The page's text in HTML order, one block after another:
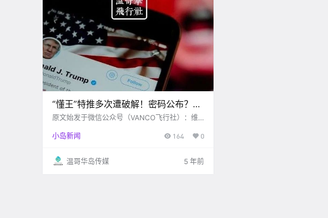
“懂王”特推多次遭破解！密码公布？川
普金句原来是为了告诉我们密码啊…
原文始发于微信公众号（VANCO飞行社）：维
“推特治国”。无论大事小情，川普都事无巨细地
小岛新闻 164 0
温哥华岛传媒 5 年前